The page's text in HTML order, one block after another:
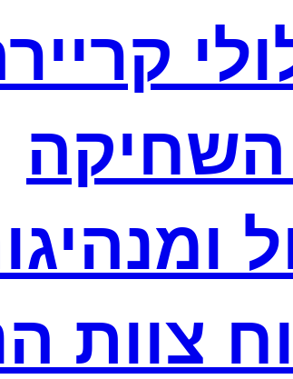
השחיקה
צוות